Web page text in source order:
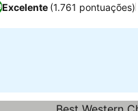
Excelente (1.761 pontuações)